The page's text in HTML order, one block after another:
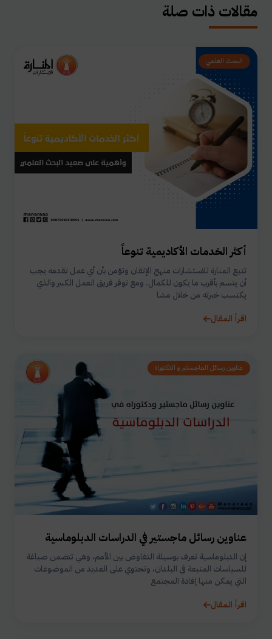
مقالات ذات صلة
البحث العلمي
أكثر الخدمات الأكاديمية تنوعاً
تتبع المنارة للاستشارات منهج الإتقان وتؤمن بأن أي عمل تقدمه يجب
أن يتسم بأقرب ما يكون للكمال. ومع توفر فريق العمل الكبير والذي
يكتسب خبرته من خلال مشا
اقرأ المقال
عناوين رسائل الماجستير و الدكتوراة
عناوين رسائل ماجستير في الدراسات الدبلوماسية
إن الدبلوماسية تعرف بوسيلة التفاوض بين الأمم، وهي تتضمن صياغة
للسياسات المتبعة في البلدان، وتحتوي على العديد من الموضوعات
التي يمكن منها إفادة المجتمع
اقرأ المقال